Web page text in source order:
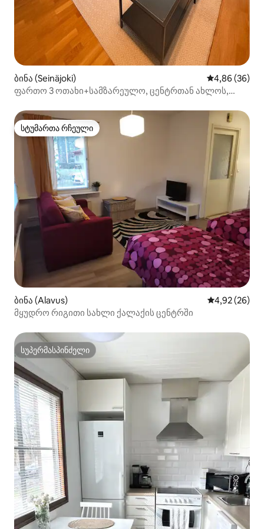
ბინა (Seinäjoki) საშუალო
4,86 (36)
ფართო 3 ოთახი+სამზარეულო, ცენტრთან ახლოს,
სტუმართა რჩეული
სტუმართა რჩეული
ბინა (Alavus) საშუალო
4,92 (26)
მყუდრო რიგითი სახლი ქალაქის ცენტრში
სუპერმასპინძელი
სუპერმასპინძელი